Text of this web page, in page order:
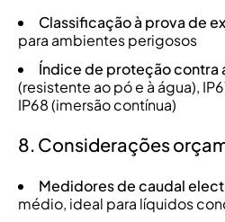
Classificação à prova de
para ambientes perigosos
Índice de proteção contra
(resistente ao pó e à água),
IP68 (imersão contínua)
8. Considerações
Medidores de caudal
médio, ideal para líquidos